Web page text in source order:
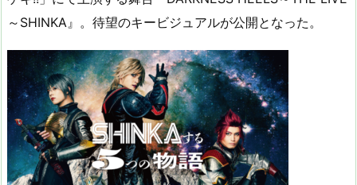
d
s
d
o
n
k
y
r
ar
d
o
p.
io
～SHINKA』。待望のキービジュアルが公開となった。